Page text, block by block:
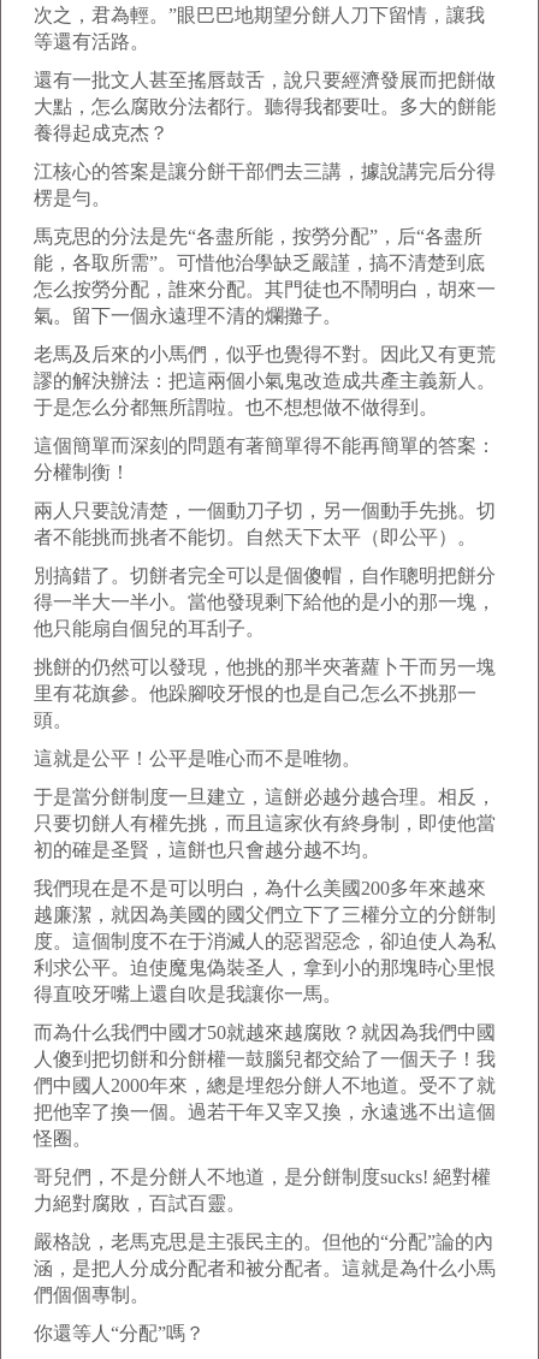
次之，君為輕。”眼巴巴地期望分餅人刀下留情，讓我
等還有活路。
還有一批文人甚至搖唇鼓舌，說只要經濟發展而把餅做
大點，怎么腐敗分法都行。聽得我都要吐。多大的餅能
養得起成克杰？
江核心的答案是讓分餅干部們去三講，據說講完后分得
楞是勻。
馬克思的分法是先“各盡所能，按勞分配”，后“各盡所
能，各取所需”。可惜他治學缺乏嚴謹，搞不清楚到底
怎么按勞分配，誰來分配。其門徒也不鬧明白，胡來一
氣。留下一個永遠理不清的爛攤子。
老馬及后來的小馬們，似乎也覺得不對。因此又有更荒
謬的解決辦法：把這兩個小氣鬼改造成共產主義新人。
于是怎么分都無所謂啦。也不想想做不做得到。
這個簡單而深刻的問題有著簡單得不能再簡單的答案：
分權制衡！
兩人只要說清楚，一個動刀子切，另一個動手先挑。切
者不能挑而挑者不能切。自然天下太平（即公平）。
別搞錯了。切餅者完全可以是個傻帽，自作聰明把餅分
得一半大一半小。當他發現剩下給他的是小的那一塊，
他只能扇自個兒的耳刮子。
挑餅的仍然可以發現，他挑的那半夾著蘿卜干而另一塊
里有花旗參。他跺腳咬牙恨的也是自己怎么不挑那一
頭。
這就是公平！公平是唯心而不是唯物。
于是當分餅制度一旦建立，這餅必越分越合理。相反，
只要切餅人有權先挑，而且這家伙有終身制，即使他當
初的確是圣賢，這餅也只會越分越不均。
我們現在是不是可以明白，為什么美國200多年來越來
越廉潔，就因為美國的國父們立下了三權分立的分餅制
度。這個制度不在于消滅人的惡習惡念，卻迫使人為私
利求公平。迫使魔鬼偽裝圣人，拿到小的那塊時心里恨
得直咬牙嘴上還自吹是我讓你一馬。
而為什么我們中國才50就越來越腐敗？就因為我們中國
人傻到把切餅和分餅權一鼓腦兒都交給了一個天子！我
們中國人2000年來，總是埋怨分餅人不地道。受不了就
把他宰了換一個。過若干年又宰又換，永遠逃不出這個
怪圈。
哥兒們，不是分餅人不地道，是分餅制度sucks! 絕對權
力絕對腐敗，百試百靈。
嚴格說，老馬克思是主張民主的。但他的“分配”論的內
涵，是把人分成分配者和被分配者。這就是為什么小馬
們個個專制。
你還等人“分配”嗎？